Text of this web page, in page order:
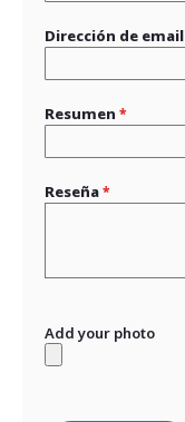
Dirección de email
Resumen
Reseña
Add your photo